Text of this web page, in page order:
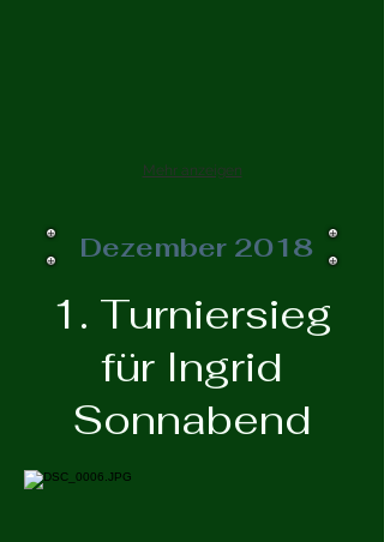
Mehr anzeigen
Dezember 2018
1. Turniersieg
für Ingrid
Sonnabend